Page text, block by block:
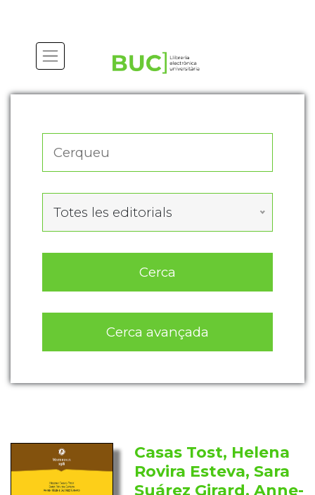
Totes les editorials
Cerca
Cerca avançada
Casas Tost, Helena
Rovira Esteva, Sara
Suárez Girard, Anne-